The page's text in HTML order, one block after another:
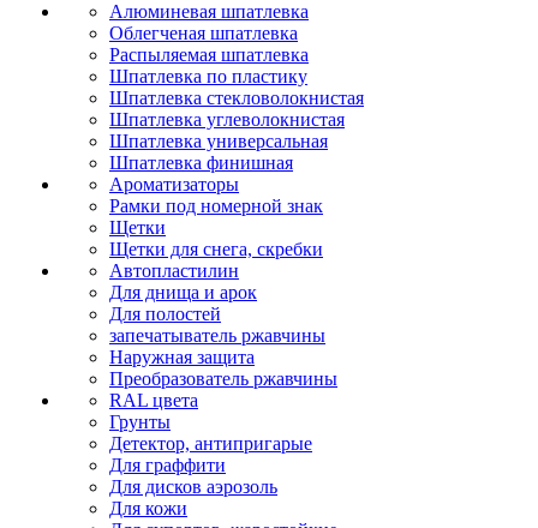
Алюминевая шпатлевка
Облегченая шпатлевка
Распыляемая шпатлевка
Шпатлевка по пластику
Шпатлевка стекловолокнистая
Шпатлевка углеволокнистая
Шпатлевка универсальная
Шпатлевка финишная
Ароматизаторы
Рамки под номерной знак
Щетки
Щетки для снега, скребки
Автопластилин
Для днища и арок
Для полостей
запечатыватель ржавчины
Наружная защита
Преобразователь ржавчины
RAL цвета
Грунты
Детектор, антипригарые
Для граффити
Для дисков аэрозоль
Для кожи